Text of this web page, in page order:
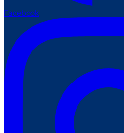
Facebook